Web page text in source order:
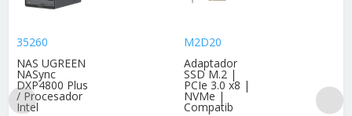
35260
NAS UGREEN
NASync
DXP4800 Plus
/ Procesador
Intel
M2D20
Adaptador
SSD M.2 |
PCIe 3.0 x8 |
NVMe |
Compatib